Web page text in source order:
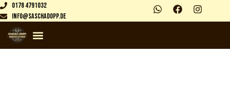
0178 4791032
info@saschadopp.de